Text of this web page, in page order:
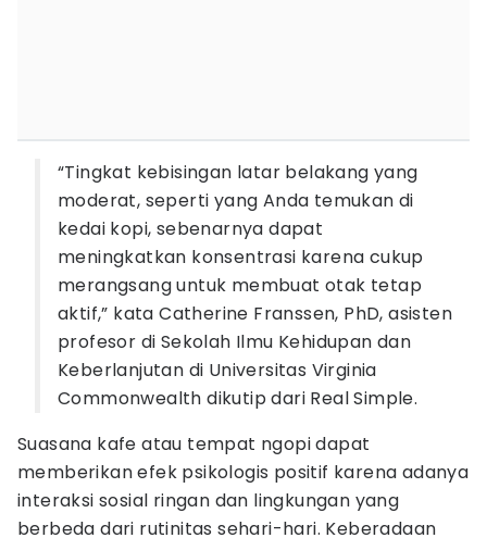
“Tingkat kebisingan latar belakang yang
moderat, seperti yang Anda temukan di
kedai kopi, sebenarnya dapat
meningkatkan konsentrasi karena cukup
merangsang untuk membuat otak tetap
aktif,” kata Catherine Franssen, PhD, asisten
profesor di Sekolah Ilmu Kehidupan dan
Keberlanjutan di Universitas Virginia
Commonwealth dikutip dari Real Simple.
Suasana kafe atau tempat ngopi dapat
memberikan efek psikologis positif karena adanya
interaksi sosial ringan dan lingkungan yang
berbeda dari rutinitas sehari-hari. Keberadaan